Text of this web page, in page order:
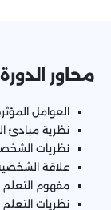
محاور
العوامل
نظرية مبادئ
نظريات
علاقة
مفهوم التعلم
نظريات التعلم